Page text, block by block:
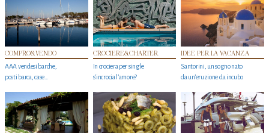
COMPRO&VENDO
AAA vendesi barche,
posti barca, case…
CROCIERE&CHARTER
In crociera per single
s'incrocia l’amore?
IDEE PER LA VACANZA
Santorini, un sogno nato
da un’eruzione da incubo